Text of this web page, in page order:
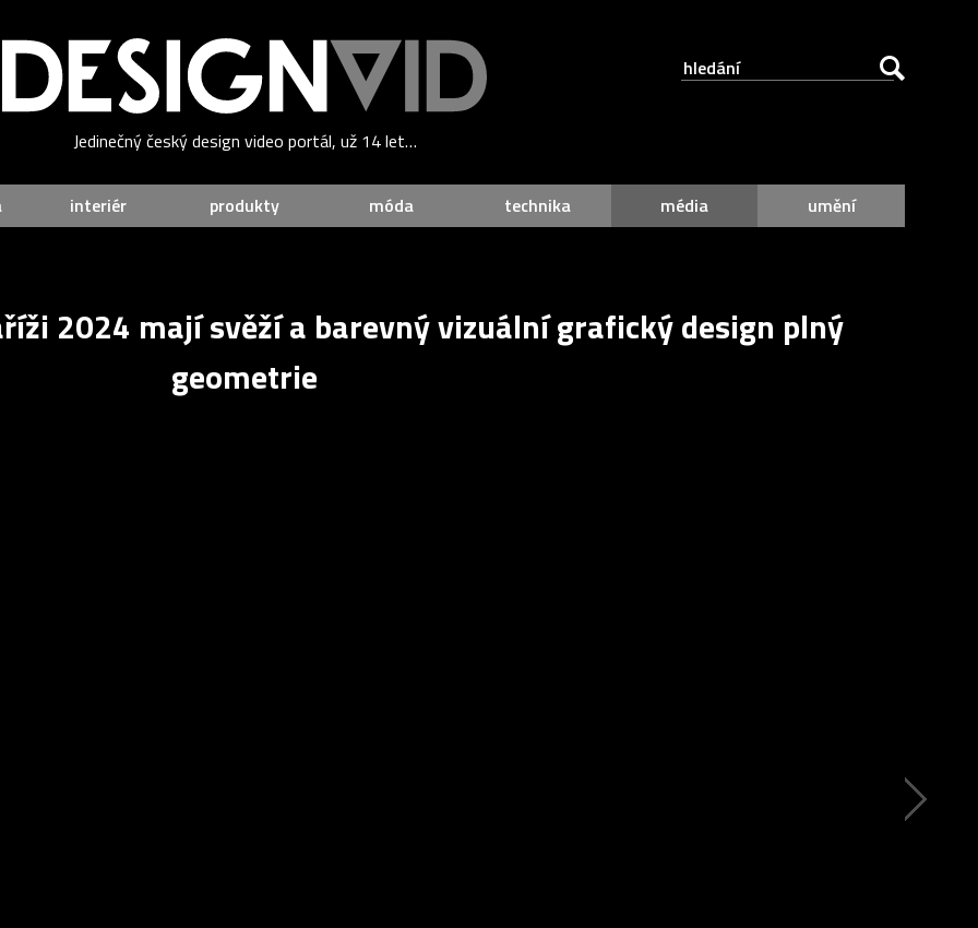
Jedinečný český design video portál, už 14 let…
interiér produkty móda technika média umění
2024 mají svěží a barevný vizuální grafický design plný
geometrie